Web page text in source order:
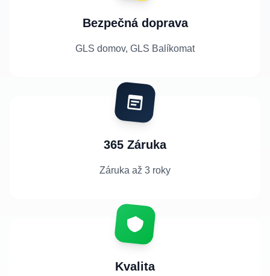
Bezpečná doprava
GLS domov, GLS Balíkomat
365 Záruka
Záruka až 3 roky
Kvalita